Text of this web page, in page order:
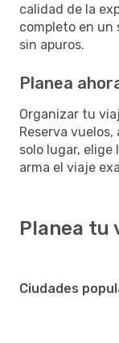
calidad de la
completo en un
sin apuros.
Planea
Organizar tu
Reserva
solo lugar,
arma el viaje
Planea tu
Ciudades